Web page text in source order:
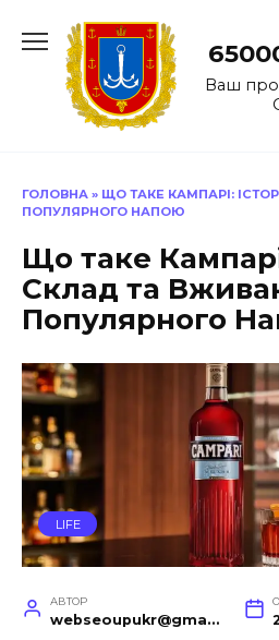
до
Ваш
ГОЛОВНА » ЩО ТАКЕ КАМПАРІ:
ПОПУЛЯРНОГО НАПОЮ
Що таке
Склад та
Популярного
LIFE
АВТОР
webseoupukr@gmail.com